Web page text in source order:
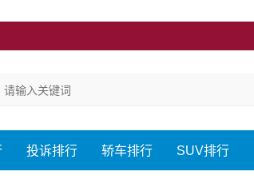
投诉排行 轿车排行 SUV排行